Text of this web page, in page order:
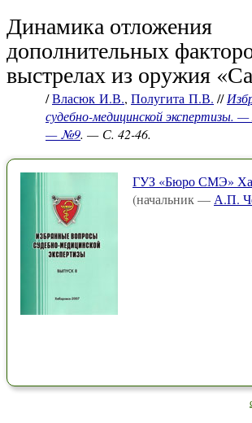
Динамика отложения
дополнительных
выстрелах из оружия
/Власюк И.В., Полугита П.В. //
судебно-медицинской экспертизы.
— №9. — С. 42-46.
ГУЗ «Бюро СМЭ»
(начальник — А.П.